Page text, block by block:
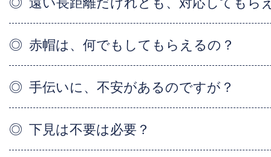
赤帽は、何でもしてもらえるの？
手伝いに、不安があるのですが？
下見は不要は必要？